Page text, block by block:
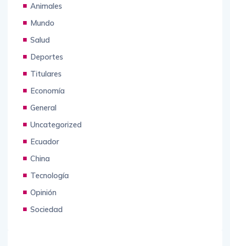
Animales
Mundo
Salud
Deportes
Titulares
Economía
General
Uncategorized
Ecuador
China
Tecnología
Opinión
Sociedad